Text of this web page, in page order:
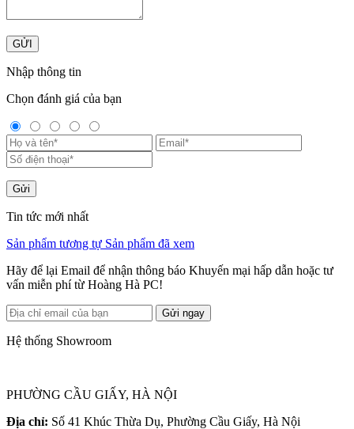
GỬI
Nhập thông tin
Chọn đánh giá của bạn
Gửi
Tin tức mới nhất
Sản phẩm tương tự Sản phẩm đã xem
Hãy để lại Email để nhận thông báo Khuyến mại hấp dẫn hoặc tư
vấn miễn phí từ Hoàng Hà PC!
Gửi ngay
Hệ thống Showroom
PHƯỜNG CẦU GIẤY, HÀ NỘI
Địa chỉ: Số 41 Khúc Thừa Dụ, Phường Cầu Giấy, Hà Nội